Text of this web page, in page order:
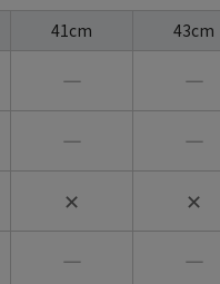
41cm 43cm
― ―
― ―
✕ ✕
― ―